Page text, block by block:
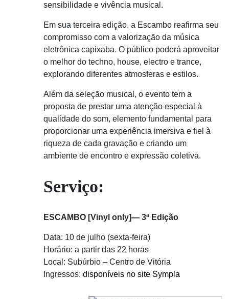
sensibilidade e vivência musical.
Em sua terceira edição, a Escambo reafirma seu
compromisso com a valorização da música
eletrônica capixaba. O público poderá aproveitar
o melhor do techno, house, electro e trance,
explorando diferentes atmosferas e estilos.
Além da seleção musical, o evento tem a
proposta de prestar uma atenção especial à
qualidade do som, elemento fundamental para
proporcionar uma experiência imersiva e fiel à
riqueza de cada gravação e criando um
ambiente de encontro e expressão coletiva.
Serviço:
ESCAMBO [Vinyl only]— 3ª Edição
Data: 10 de julho (sexta-feira)
Horário: a partir das 22 horas
Local: Subúrbio – Centro de Vitória
Ingressos: disponíveis no site Sympla